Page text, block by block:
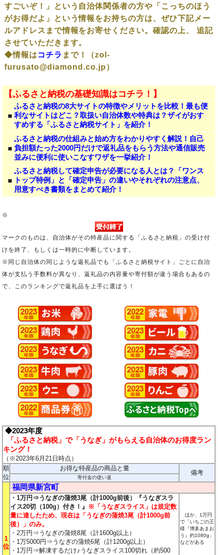
すごいぞ！」という自治体関係者の方や「こっちのほう
がお得だよ」という情報をお持ちの方は、ぜひ下記メー
ルアドレスまで情報をお寄せください。確認の上、 追記
させていただきます。
◆情報は コチラ まで！（zol-
furusato@diamond.co.jp）
【ふるさと納税の基礎知識はコチラ！】
■
ふるさと納税の8大サイトの特徴やメリットを比較！最も便
利なサイトはどこ？取扱い自治体数や特典は？ザイがおす
すめする「ふるさと納税サイト」を紹介！
■
ふるさと納税の仕組みと始め方をわかりやすく解説！自己
負担額たった2000円だけで返礼品をもらう方法や通信販売
並みに便利に使いこなすワザを一挙紹介！
■
ふるさと納税して確定申告が必要になる人とは？「ワンス
トップ特例」と「確定申告」の違いやそれぞれの注意点、
用意すべき書類をまとめて紹介！
※
マークのものは、自治体がその特産品に関する「ふるさと納税」の受け付
けを終了、もしくは一時的に中断しています。
※同じ自治体の同じような返礼品でも「ふるさと納税サイト」ごとに自治
体が支払う手数料が異なり、返礼品の内容量や寄付額が違う場合もあるの
で、このランキングで返礼品を上手に選ぼう！
◆2023年度
「ふるさと納税」で「うなぎ」がもらえる自治体のお得度ラン
キング！
（※2023年6月21日時点）
順
位
お得な特産品の商品と量
備考
寄付金の使い道
1
位
福岡県新宮町
・1万円⇒うなぎの蒲焼3尾（計1000g前後）『うなぎスラ
イス20切（100g）付き！』 ※「うなぎスライス」は規定数
量に達したため、現在は「うなぎの蒲焼3尾（計1000g前
後）」のみ。
・2万円⇒うなぎの蒲焼8尾（計1600g以上）
・1万5000円⇒うなぎの蒲焼6尾（計1200g以上）
・1万円⇒解凍するだけ♪うなぎスライス100切れ（約500
ほか、1万円
で「いちごの王
様『博多あまお
う』約1080g」
などがある